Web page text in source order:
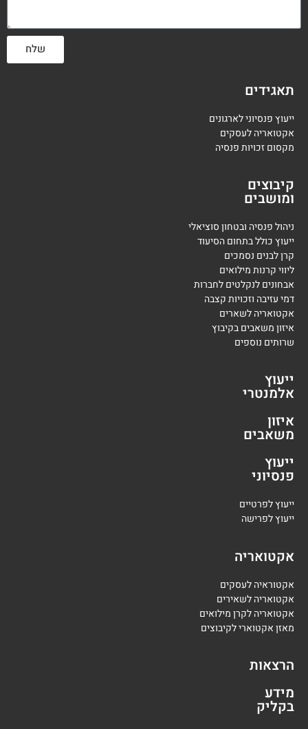
שלח
תאגידים
ייעוץ פנסיוני לארגונים
אקטואריה לעסקים
מקסום זכויות פנסיה
קיבוצים
ומושבים
ניהול פנסיה ובטחון סוציאלי
ייעוץ כולל בתחום הסיעוד
קרן לבנים נסמכים
ליווי קרנות מילואים
אבחונים לנקלטים לחברות
דמי עזיבה וזכויות קצבה
אקטואריה לשארים
איזון משאבים בקיבוץ
שרותים נוספים
ייעוץ
אלמנטרי
איזון
משאבים
ייעוץ
פנסיוני
ייעוץ לפרטיים
ייעוץ לפרישה
אקטואריה
אקטוראיה לעסקים
אקטואריה לשאירים
אקטואריה לקרן מילואים
מאזן אקטוארי לקיבוצים
הרצאות
מידע
בקליק